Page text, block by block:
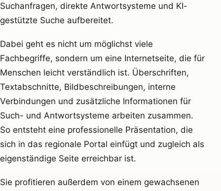
Suchanfragen, direkte Antwortsysteme und KI-
gestützte Suche aufbereitet.
Dabei geht es nicht um möglichst viele
Fachbegriffe, sondern um eine Internetseite, die für
Menschen leicht verständlich ist. Überschriften,
Textabschnitte, Bildbeschreibungen, interne
Verbindungen und zusätzliche Informationen für
Such- und Antwortsysteme arbeiten zusammen.
So entsteht eine professionelle Präsentation, die
sich in das regionale Portal einfügt und zugleich als
eigenständige Seite erreichbar ist.
Sie profitieren außerdem von einem gewachsenen